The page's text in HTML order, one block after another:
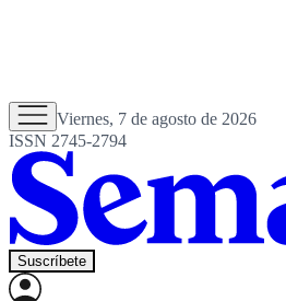
Viernes, 7 de agosto de 2026
ISSN 2745-2794
Suscríbete